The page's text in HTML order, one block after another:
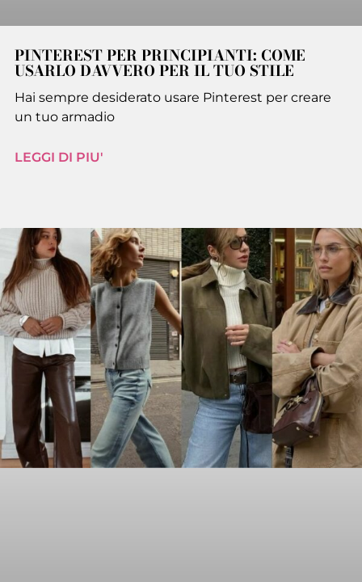
PINTEREST PER PRINCIPIANTI: COME
USARLO DAVVERO PER IL TUO STILE
Hai sempre desiderato usare Pinterest per creare
un tuo armadio
LEGGI DI PIU'